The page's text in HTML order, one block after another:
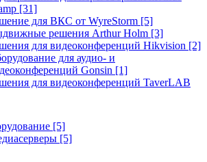
[31]
для ВКС от WyreStorm [5]
решения Arthur Holm [3]
для видеоконференций Hikvision [2]
для аудио- и
Gonsin [1]
для видеоконференций TaverLAB
[5]
[5]